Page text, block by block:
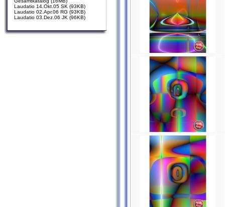
Laudatio 14.Okt.05 SK (93KB)
Laudatio 02.Apr.06 RG (93KB)
Laudatio 03.Dez.06 JK (96KB)